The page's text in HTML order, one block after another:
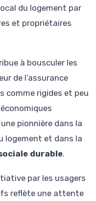
du logement par
et propriétaires
à bousculer les
de l’assurance
comme rigides et peu
pionnière dans la
logement et dans la
durable.
par les usagers
reflète une attente